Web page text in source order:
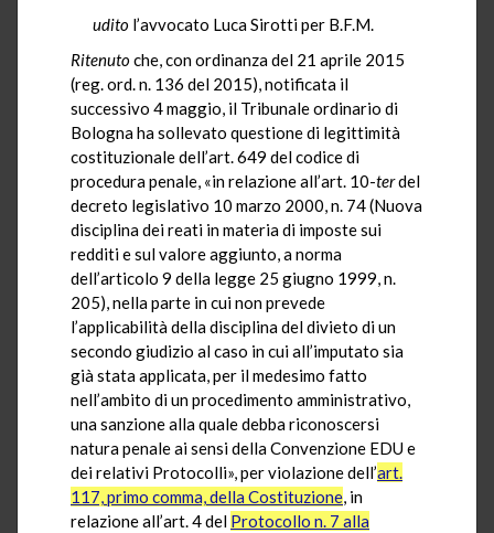
udito l’avvocato Luca Sirotti per B.F.M.
Ritenutoche, con ordinanza del 21 aprile 2015
(reg. ord. n. 136 del 2015), notificata il
successivo 4 maggio, il Tribunale ordinario di
Bologna ha sollevato questione di legittimità
costituzionale dell’art. 649 del codice di
procedura penale, «in relazione all’art. 10-terdel
decreto legislativo 10 marzo 2000, n. 74 (Nuova
disciplina dei reati in materia di imposte sui
redditi e sul valore aggiunto, a norma
dell’articolo 9 della legge 25 giugno 1999, n.
205), nella parte in cui non prevede
l’applicabilità della disciplina del divieto di un
secondo giudizio al caso in cui all’imputato sia
già stata applicata, per il medesimo fatto
nell’ambito di un procedimento amministrativo,
una sanzione alla quale debba riconoscersi
natura penale ai sensi della Convenzione EDU e
dei relativi Protocolli», per violazione dell’art.
117, primo comma, della Costituzione, in
relazione all’art. 4 del Protocollo n. 7 alla